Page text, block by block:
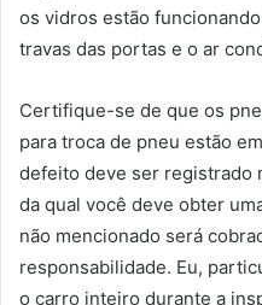
os vidros estão
travas das portas e o ar
Certifique-se de que os
para troca de pneu estão
defeito deve ser registrado
da qual você deve obter
não mencionado será
responsabilidade. Eu,
o carro inteiro durante a